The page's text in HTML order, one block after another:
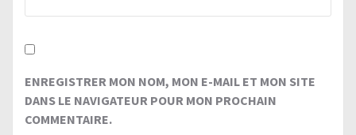
ENREGISTRER MON NOM, MON E-MAIL ET MON SITE
DANS LE NAVIGATEUR POUR MON PROCHAIN
COMMENTAIRE.